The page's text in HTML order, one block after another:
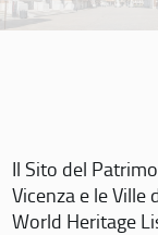
Il Sito del
Vicenza e le Ville
World Heritage